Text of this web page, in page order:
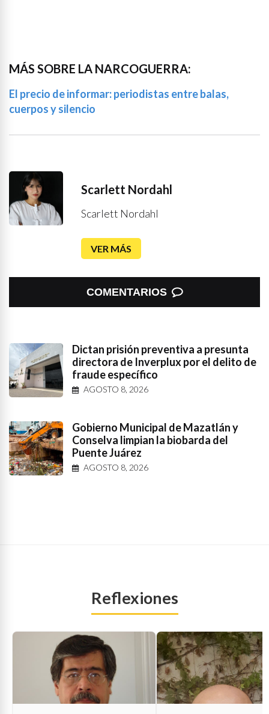
MÁS SOBRE LA NARCOGUERRA:
El precio de informar: periodistas entre balas,
cuerpos y silencio
Scarlett Nordahl
Scarlett Nordahl
VER MÁS
COMENTARIOS
Dictan prisión preventiva a presunta
directora de Inverplux por el delito de
fraude específico
AGOSTO 8, 2026
Gobierno Municipal de Mazatlán y
Conselva limpian la biobarda del
Puente Juárez
AGOSTO 8, 2026
Reflexiones